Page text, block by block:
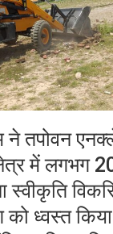
ने तपोवन
में लगभग
स्वीकृति
को ध्वस्त